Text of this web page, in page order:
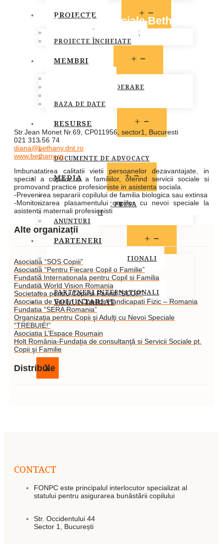
PROIECTE
MENU
PROIECTE ÎN DERULARE
PROIECTE ÎNCHEIATE
MEMBRI
PROCEDURA DE ADERARE
BAZA DE DATE
RESURSE
MENU
LEGISLATIE
PUBLICATII
DOCUMENTE DE ADVOCACY
MEDIA
OPEN
MENU
STIRI
COMUNICATE DE PRESA
INFO MEMBRI
ANUNTURI
PARTENERI
MENU
PARTENERI INSTITUTIONALI
PARTENERI MEDIA
SOCIETATEA CIVILA
SPONSORI SI DONATORI
PARTENERI INTERNATIONALI
VOLUNTARIAT
X
Fundaţia Serviciilor Sociale Bethany
November 1, 2016
Str.Jean Monet Nr.69, CP011956, sector1, Bucuresti
021 313 56 74
diana@bethany.dnt.ro
www.bethany.ro
Imbunatatirea calitatii vietii persoanelor dezavantajate, in
special a copiilor si a familiilor, oferind servicii sociale si
promovand practice profesioniste in asistenta sociala.
-Prevenirea separarii copilului de familia biologica sau extinsa
-Monitorizarea plasamentului copiilor cu nevoi speciale la
asistentii maternali profesionisti
Alte organizații
Asociatia “SOS Copiii”
Asociatia “Pentru Fiecare Copil o Familie”
Fundatia Internationala pentru Copil si Familia
Fundatia World Vision Romania
Societatea pentru Copii si Parinti “SCOP”
Asociatia de Sprijin a Copiilor Handicapati Fizic – Romania
Fundatia “SERA Romania”
Organizaţia pentru Copii şi Adulţi cu Nevoi Speciale
“TREBUIE!”
Asociatia L’Espace Roumain
Holt România-Fundaţia de consultanţă si Servicii Sociale pt.
Copii şi Familie
Distribuie
CONTACT
FONPC este principalul interlocutor specializat al
statului pentru asigurarea bunăstării copilului
Str. Occidentului 44
Sector 1, București